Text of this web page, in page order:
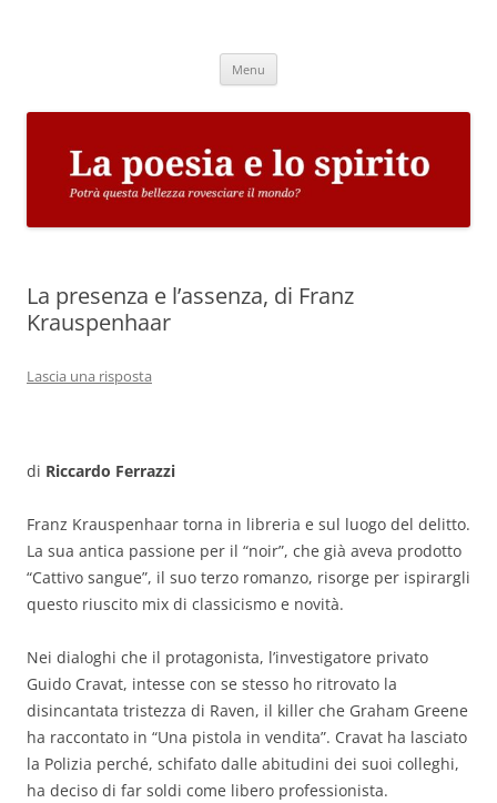
Menu
La presenza e l’assenza, di Franz
Krauspenhaar
Lascia una risposta
di Riccardo Ferrazzi
Franz Krauspenhaar torna in libreria e sul luogo del delitto.
La sua antica passione per il “noir”, che già aveva prodotto
“Cattivo sangue”, il suo terzo romanzo, risorge per ispirargli
questo riuscito mix di classicismo e novità.
Nei dialoghi che il protagonista, l’investigatore privato
Guido Cravat, intesse con se stesso ho ritrovato la
disincantata tristezza di Raven, il killer che Graham Greene
ha raccontato in “Una pistola in vendita”. Cravat ha lasciato
la Polizia perché, schifato dalle abitudini dei suoi colleghi,
ha deciso di far soldi come libero professionista.